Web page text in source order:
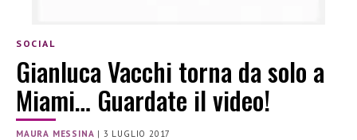
SOCIAL
Gianluca Vacchi torna da solo a
Miami… Guardate il video!
MAURA MESSINA | 3 LUGLIO 2017